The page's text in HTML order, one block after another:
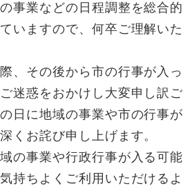
事業などの日程調整を総合的
いますので、何卒ご理解いた
、その後から市の行事が入っ
迷惑をおかけし大変申し訳ご
日に地域の事業や市の行事が
くお詫び申し上げます。
の事業や行政行事が入る可能
持ちよくご利用いただけるよ